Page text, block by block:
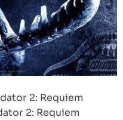
2: Requiem
2: Requiem